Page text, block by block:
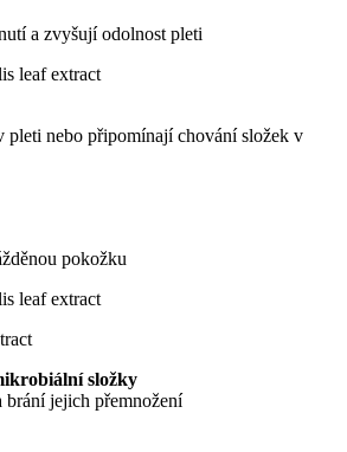
a zvyšují odolnost pleti
leaf extract
pleti nebo připomínají chování složek v
pokožku
leaf extract
složky
jejich přemnožení